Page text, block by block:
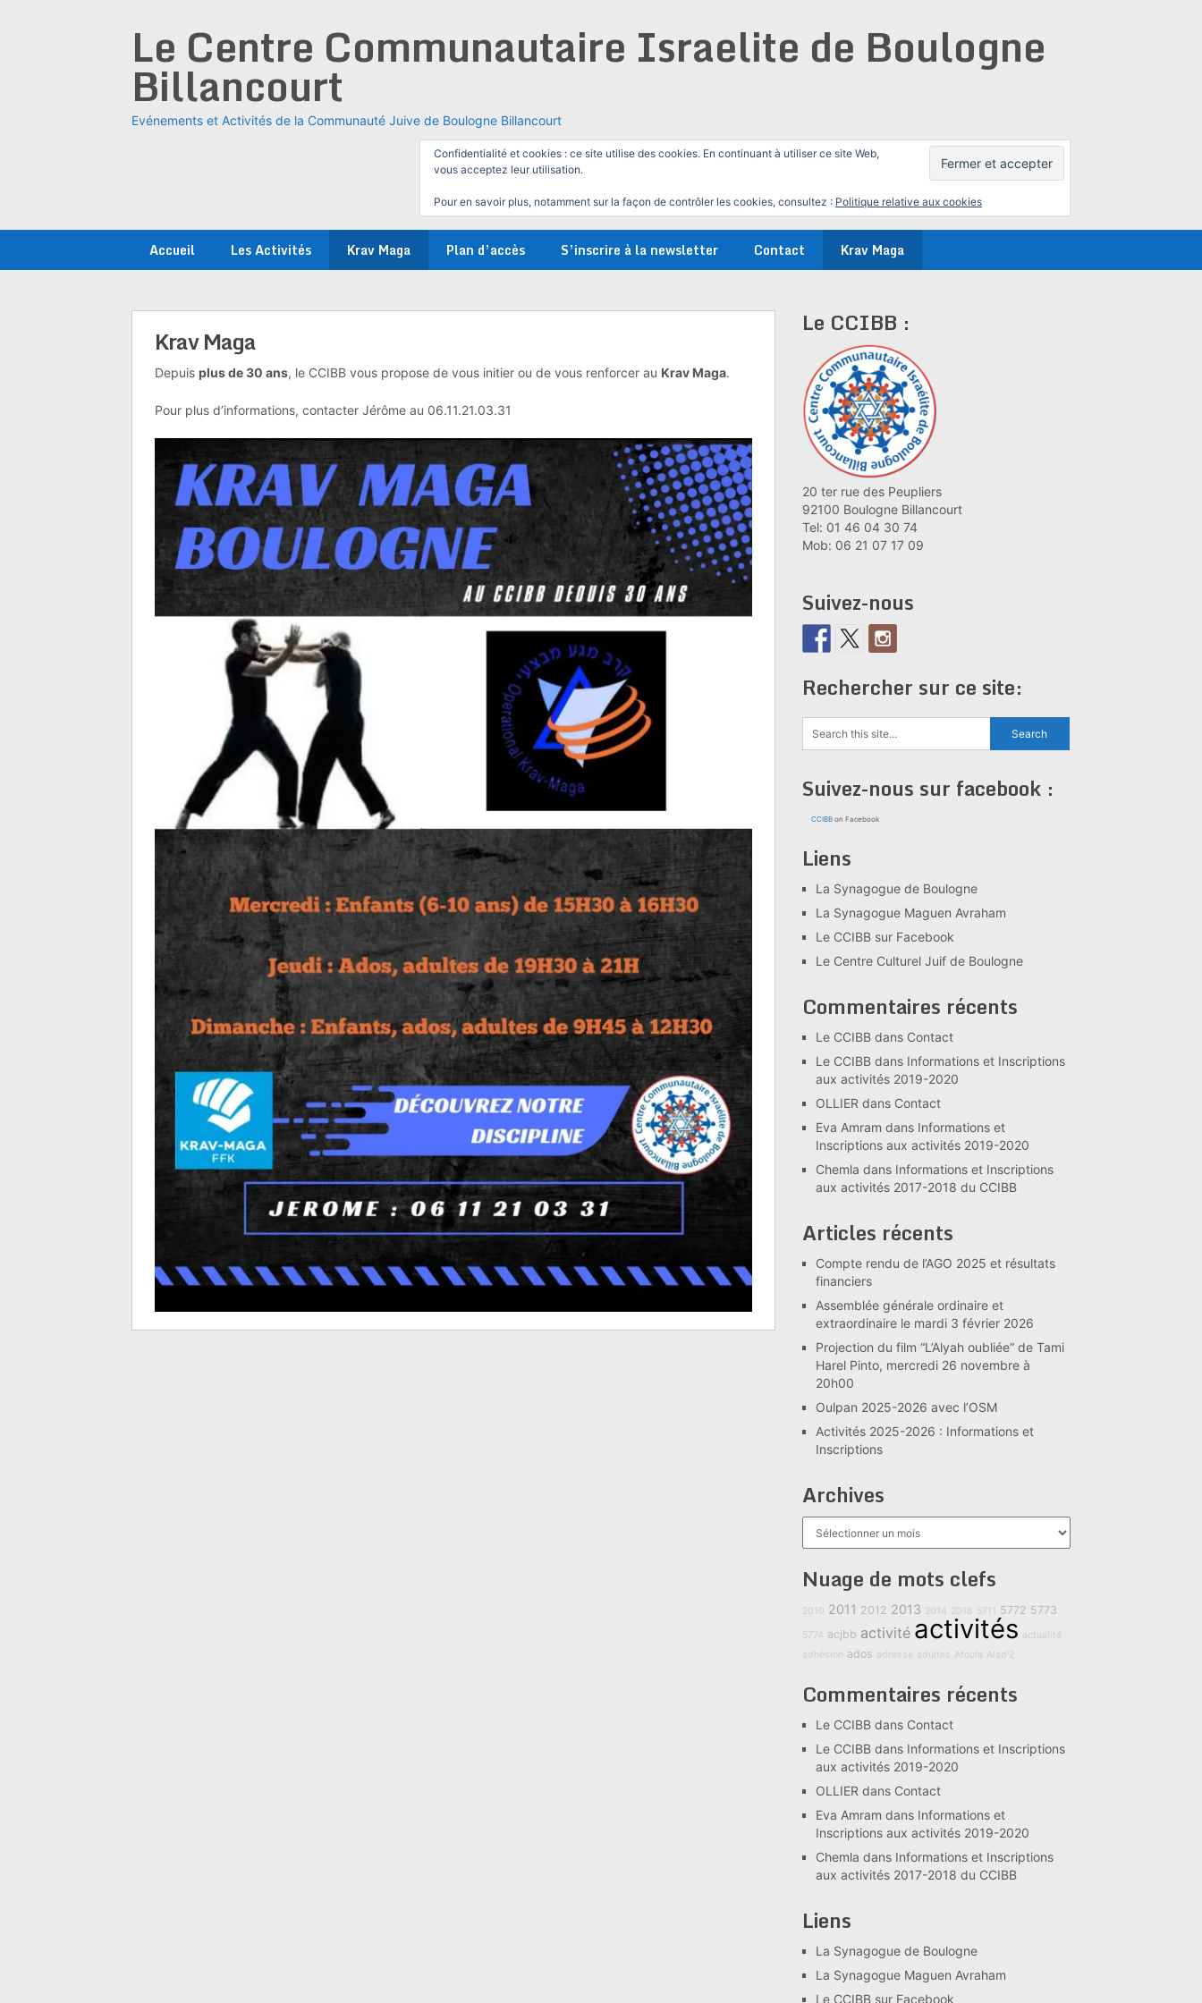
Le Centre Communautaire Israelite de Boulogne
Billancourt
Evénements et Activités de la Communauté Juive de Boulogne Billancourt
Confidentialité et cookies : ce site utilise des cookies. En continuant à utiliser ce site Web,
vous acceptez leur utilisation.
Pour en savoir plus, notamment sur la façon de contrôler les cookies, consultez : Politique relative aux cookies
Accueil Les Activités Krav Maga Plan d’accès S’inscrire à la newsletter Contact Krav Maga
Krav Maga
Depuis plus de 30 ans, le CCIBB vous propose de vous initier ou de vous renforcer au Krav Maga.
Pour plus d’informations, contacter Jérôme au 06.11.21.03.31
Le CCIBB :
20 ter rue des Peupliers
92100 Boulogne Billancourt
Tel: 01 46 04 30 74
Mob: 06 21 07 17 09
Suivez-nous
Rechercher sur ce site:
Suivez-nous sur facebook :
CCIBB on Facebook
Liens
La Synagogue de Boulogne
La Synagogue Maguen Avraham
Le CCIBB sur Facebook
Le Centre Culturel Juif de Boulogne
Commentaires récents
Le CCIBB dans Contact
Le CCIBB dans Informations et Inscriptions
aux activités 2019-2020
OLLIER dans Contact
Eva Amram dans Informations et
Inscriptions aux activités 2019-2020
Chemla dans Informations et Inscriptions
aux activités 2017-2018 du CCIBB
Articles récents
Compte rendu de l’AGO 2025 et résultats
financiers
Assemblée générale ordinaire et
extraordinaire le mardi 3 février 2026
Projection du film “L’Alyah oubliée” de Tami
Harel Pinto, mercredi 26 novembre à
20h00
Oulpan 2025-2026 avec l’OSM
Activités 2025-2026 : Informations et
Inscriptions
Archives
Nuage de mots clefs
2010 2011 2012 2013 2014 2018 5711 5772 5773
5774 acjbb activité activités actualité
adhésion ados adresse adultes Afoula Alad'2
Commentaires récents
Le CCIBB dans Contact
Le CCIBB dans Informations et Inscriptions
aux activités 2019-2020
OLLIER dans Contact
Eva Amram dans Informations et
Inscriptions aux activités 2019-2020
Chemla dans Informations et Inscriptions
aux activités 2017-2018 du CCIBB
Liens
La Synagogue de Boulogne
La Synagogue Maguen Avraham
Le CCIBB sur Facebook